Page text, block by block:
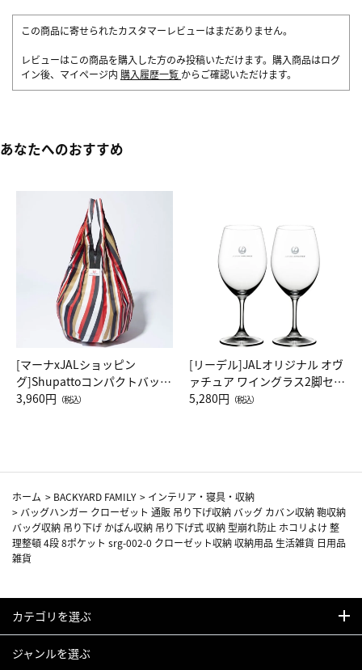
この商品に寄せられたカスタマーレビューはまだありません。
レビューはこの商品を購入した方のみ投稿いただけます。購入商品はログ
イン後、マイページ内 購入履歴一覧 からご確認いただけます。
あなたへのおすすめ
[マーナxJALショッピン
グ]Shupattoコンパクトバッグ
Drop JAL客室乗務員（LC）ス
3,960円 （税込）
[リーデル]JALオリジナル オヴ
ァチュア ワイングラス2脚セッ
ト（レッドワイン）
5,280円 （税込）
ホーム > BACKYARD FAMILY > インテリア・寝具・収納
> バッグハンガー クローゼット 通販 吊り下げ収納 バッグ カバン収納 鞄収納
バッグ収納 吊り下げ かばん収納 吊り下げ式 収納 型崩れ防止 ホコリよけ 整
理整頓 4段 8ポケット srg-002-0 クローゼット収納 収納用品 生活雑貨 日用品
雑貨
カテゴリを選ぶ
ジャンルを選ぶ